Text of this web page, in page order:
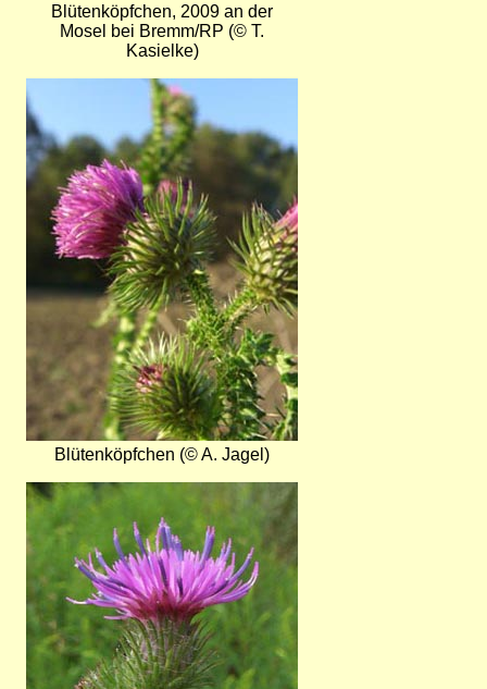
Blütenköpfchen, 2009 an der
Mosel bei Bremm/RP (© T.
Kasielke)
Blütenköpfchen (© A. Jagel)
Bild